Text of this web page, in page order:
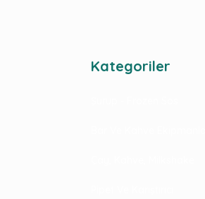
Kategoriler